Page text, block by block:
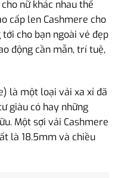
nữ khác nhau thế
cấp len Cashmere cho
cho bạn ngoài vẻ đẹp
động cần mẫn, trí tuệ,
là một loại vải xa xỉ đã
giàu có hay những
Một sợi vải Cashmere
là 18.5mm và chiều